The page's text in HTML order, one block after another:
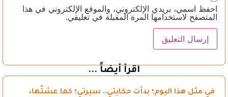
احفظ اسمي، بريدي الإلكتروني، والموقع الإلكتروني في هذا
المتصفح لاستخدامها المرة المقبلة في تعليقي.
اقرأ أيضاً ...
في مثل هذا اليوم؛ بدأت حكايتي.. سيرتي؛ كما عشتُها،